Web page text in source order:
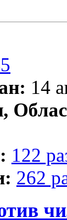
14
122
262